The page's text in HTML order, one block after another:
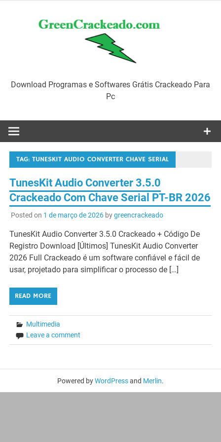
Download Programas e Softwares Grátis Crackeado Para
Pc
TAG:TUNESKIT AUDIO CONVERTER CHAVE SERIAL
TunesKit Audio Converter 3.5.0
Crackeado Com Chave Serial PT-BR 2026
Posted on 1 de março de 2026bygreencrackeado
TunesKit Audio Converter 3.5.0 Crackeado + Código De
Registro Download [Últimos] TunesKit Audio Converter
2026 Full Crackeado é um software confiável e fácil de
usar, projetado para simplificar o processo de […]
READ MORE
Multimedia
Leave a comment
Powered byWordPressand Merlin.